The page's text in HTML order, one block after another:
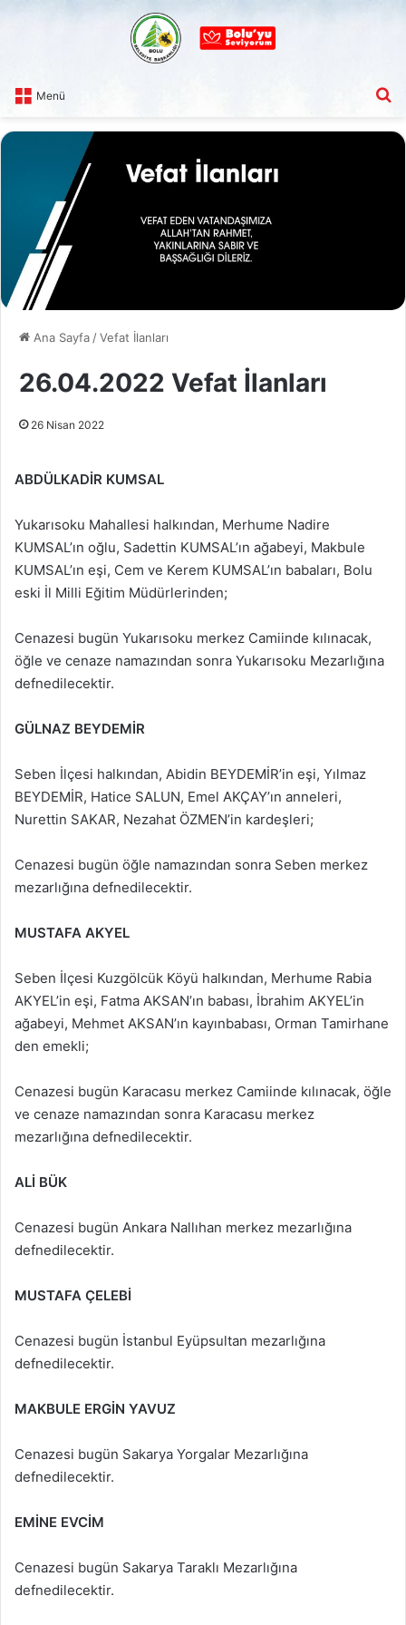
Menü
Ana Sayfa /Vefat İlanları
26.04.2022 Vefat İlanları
26 Nisan 2022
ABDÜLKADİR KUMSAL
Yukarısoku Mahallesi halkından, Merhume Nadire
KUMSAL’ın oğlu, Sadettin KUMSAL’ın ağabeyi, Makbule
KUMSAL’ın eşi, Cem ve Kerem KUMSAL’ın babaları, Bolu
eski İl Milli Eğitim Müdürlerinden;
Cenazesi bugün Yukarısoku merkez Camiinde kılınacak,
öğle ve cenaze namazından sonra Yukarısoku Mezarlığına
defnedilecektir.
GÜLNAZ BEYDEMİR
Seben İlçesi halkından, Abidin BEYDEMİR’in eşi, Yılmaz
BEYDEMİR, Hatice SALUN, Emel AKÇAY’ın anneleri,
Nurettin SAKAR, Nezahat ÖZMEN’in kardeşleri;
Cenazesi bugün öğle namazından sonra Seben merkez
mezarlığına defnedilecektir.
MUSTAFA AKYEL
Seben İlçesi Kuzgölcük Köyü halkından, Merhume Rabia
AKYEL’in eşi, Fatma AKSAN’ın babası, İbrahim AKYEL’in
ağabeyi, Mehmet AKSAN’ın kayınbabası, Orman Tamirhane
den emekli;
Cenazesi bugün Karacasu merkez Camiinde kılınacak, öğle
ve cenaze namazından sonra Karacasu merkez
mezarlığına defnedilecektir.
ALİ BÜK
Cenazesi bugün Ankara Nallıhan merkez mezarlığına
defnedilecektir.
MUSTAFA ÇELEBİ
Cenazesi bugün İstanbul Eyüpsultan mezarlığına
defnedilecektir.
MAKBULE ERGİN YAVUZ
Cenazesi bugün Sakarya Yorgalar Mezarlığına
defnedilecektir.
EMİNE EVCİM
Cenazesi bugün Sakarya Taraklı Mezarlığına
defnedilecektir.